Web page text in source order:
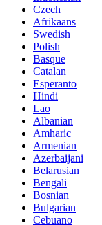
Czech
Afrikaans
Swedish
Polish
Basque
Catalan
Esperanto
Hindi
Lao
Albanian
Amharic
Armenian
Azerbaijani
Belarusian
Bengali
Bosnian
Bulgarian
Cebuano